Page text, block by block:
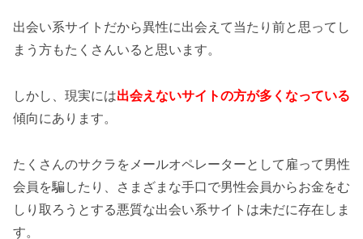
出会い系サイトだから異性に出会えて当たり前と思ってし
まう方もたくさんいると思います。
しかし、現実には出会えないサイトの方が多くなっている
傾向にあります。
たくさんのサクラをメールオペレーターとして雇って男性
会員を騙したり、さまざまな手口で男性会員からお金をむ
しり取ろうとする悪質な出会い系サイトは未だに存在しま
す。